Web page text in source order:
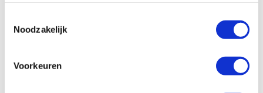
Noodzakelijk
Voorkeuren